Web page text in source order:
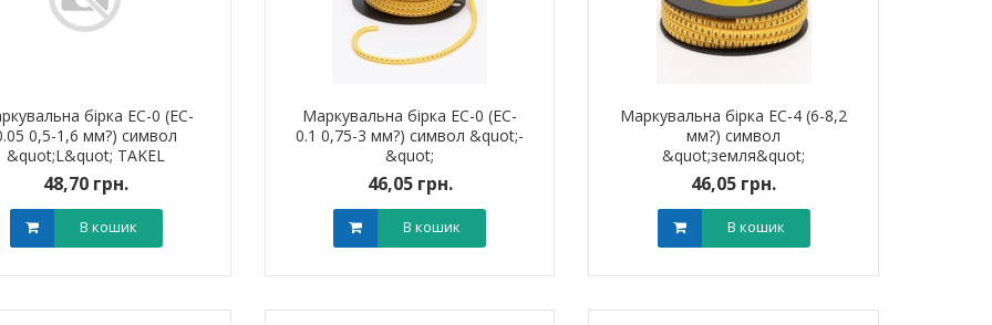
бірка ЕС-0 (EC-
0,5-1,6 мм?) символ
&quot;L&quot; TAKEL
48,70 грн.
В кошик
Маркувальна бірка ЕС-0 (EC-
0.1 0,75-3 мм?) символ &quot;-
&quot;
46,05 грн.
В кошик
Маркувальна бірка ЕС-4 (6-8,2
мм?) символ
&quot;земля&quot;
46,05 грн.
В кошик